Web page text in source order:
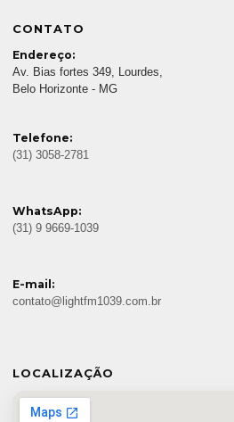
CONTATO
Endereço:
Av. Bias fortes 349, Lourdes,
Belo Horizonte - MG
Telefone:
(31) 3058-2781
WhatsApp:
(31) 9 9669-1039
E-mail:
contato@lightfm1039.com.br
LOCALIZAÇÃO